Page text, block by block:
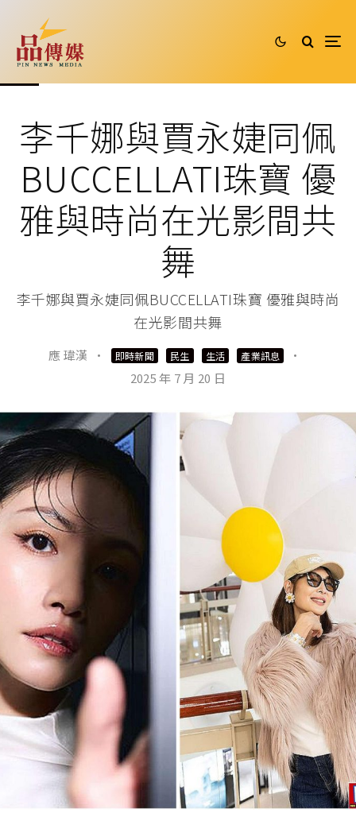
李千娜與賈永婕同佩
BUCCELLATI珠寶 優
雅與時尚在光影間共
舞
李千娜與賈永婕同佩BUCCELLATI珠寶 優雅與時尚
在光影間共舞
應 瑋漢 · 即時新聞 民生 生活 產業訊息
·
2025 年 7 月 20 日